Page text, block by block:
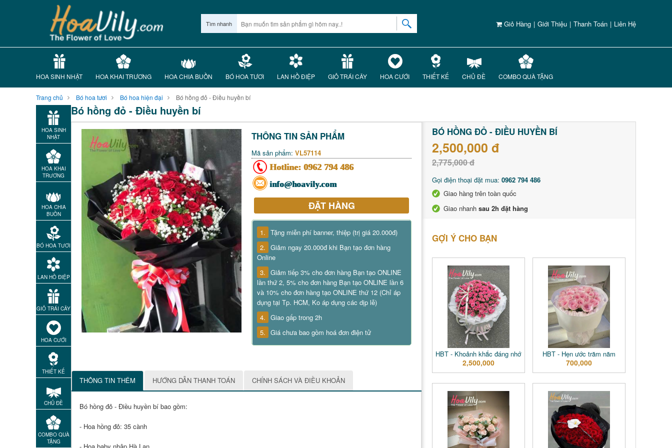
Giỏ Hàng | Giới Thiệu | Thanh Toán | Liên Hệ
Tìm nhanh
HOA SINH NHẬT HOA KHAI TRƯƠNG HOA CHIA BUỒN BÓ HOA TƯƠI LAN HỒ ĐIỆP GIỎ TRÁI CÂY HOA CƯỚI THIẾT KẾ CHỦ ĐỀ COMBO QUÀ TẶNG
Trang chủ Bó hoa tươi Bó hoa hiện đại Bó hồng đỏ - Điều huyền bí
HOA SINH
NHẬT
HOA KHAI
TRƯƠNG
HOA CHIA
BUỒN
BÓ HOA TƯƠI
LAN HỒ ĐIỆP
GIỎ TRÁI CÂY
HOA CƯỚI
THIẾT KẾ
CHỦ ĐỀ
COMBO QUÀ
TẶNG
Bó hồng đỏ - Điều huyền bí
THÔNG TIN SẢN PHẨM
Mã sản phẩm: VL57114
Hotline: 0962 794 486
info@hoavily.com
ĐẶT HÀNG
1. Tặng miễn phí banner, thiệp (trị giá 20.000đ)
2. Giảm ngay 20.000đ khi Bạn tạo đơn hàng
Online
3. Giảm tiếp 3% cho đơn hàng Bạn tạo ONLINE
lần thứ 2, 5% cho đơn hàng Bạn tạo ONLINE lần 6
và 10% cho đơn hàng tạo ONLINE thứ 12 (Chỉ áp
dụng tại Tp. HCM, Ko áp dụng các dịp lễ)
4. Giao gấp trong 2h
5. Giá chưa bao gồm hoá đơn điện tử
THÔNG TIN THÊM HƯỚNG DẪN THANH TOÁN CHÍNH SÁCH VÀ ĐIỀU KHOẢN
Bó hồng đỏ - Điều huyền bí bao gồm:
- Hoa hồng đỏ: 35 cành
BÓ HỒNG ĐỎ - ĐIỀU HUYỀN BÍ
2,500,000 đ
2,775,000 đ
Gọi điện thoại đặt mua: 0962 794 486
Giao hàng trên toàn quốc
Giao nhanh sau 2h đặt hàng
GỢI Ý CHO BẠN
HBT - Khoảnh khắc đáng nhớ
2,500,000
HBT - Hẹn ước trăm năm
700,000